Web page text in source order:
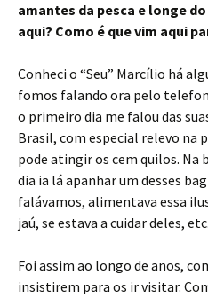
amantes da pesca e longe
aqui? Como é que vim aqui
Conheci o “Seu” Marcílio há
fomos falando ora pelo
o primeiro dia me falou das
Brasil, com especial relevo na
pode atingir os cem quilos. Na
dia ia lá apanhar um desses
falávamos, alimentava essa
jaú, se estava a cuidar deles,
Foi assim ao longo de anos,
insistirem para os ir visitar.